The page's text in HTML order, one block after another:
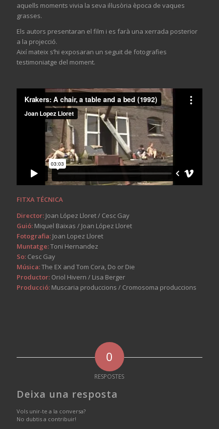
aquells moments vivia la seva il·lusòria època de vaques
grasses.
Els autors presentaran el film i es farà una xerrada posterior
a la projecció.
Així mateix s’hi exposaran un seguit de fotografies
testimoniatge del moment.
FITXA TÉCNICA
Director:Joan López Lloret / Cesc Gay
Guió:Miquel Baixas / Joan López Lloret
Fotografia:Joan Lopez Lloret
Muntatge:Toni Hernandez
So:Cesc Gay
Música:The EX and Tom Cora, Do or Die
Productor:Oriol Hivern / Lisa Berger
Producció:Muscaria produccions / Cromosoma produccions
0
RESPOSTES
Deixa una resposta
Vols unir-te a la conversa?
No dubtis a contribuir!